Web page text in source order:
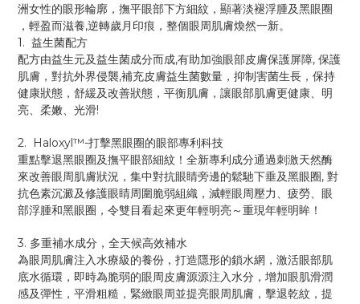
洲女性的眼形輪廓，撫平眼部下方細紋 ，顯著淡褪浮腫及黑眼圈
，輕盈而滋養,逆轉歲月印痕，整個眼周肌膚煥然一新。
1. 益生菌配方
配方由益生元及益生菌成分而成,有助加強眼部皮膚保護屏障, 保護
肌膚，對抗外界侵襲,補充皮膚益生菌數量，抑制害菌生長，保持
健康狀態，舒緩及改善狀態，平衡肌膚，讓眼部肌膚更健康、明
亮、柔嫩、光滑!
2. Haloxyl™️-打擊黑眼圈的眼部專利科技
重點擊退黑眼圈及撫平眼部細紋！全新專利成分通過刺激天然酶
來改善眼周肌膚狀況，集中對抗眼睛旁邊的鬆馳下垂及黑眼圈 , 對
抗色素沉澱及修護眼睛周圍脆弱組織，減輕眼周壓力、疲勞、眼
部浮腫和黑眼圈，令雙目看起來更年輕明亮～重現年輕明眸！
3. 多重補水成分，全天候高效補水
為眼周肌膚注入水療級的養份，打造隱形的鎖水網，激活眼部肌
底水循環，即時為脆弱的眼周皮膚源源注入水分，增加眼肌滑潤
感及彈性，平滑粗糙，緊緻眼周並提亮眼周肌膚，擊退乾紋，提